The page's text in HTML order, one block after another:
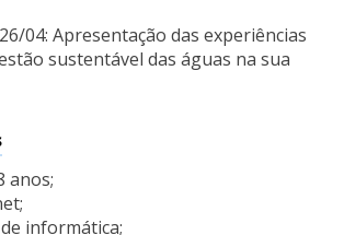
04: Apresentação das experiências
sustentável das águas na sua
anos;
informática;